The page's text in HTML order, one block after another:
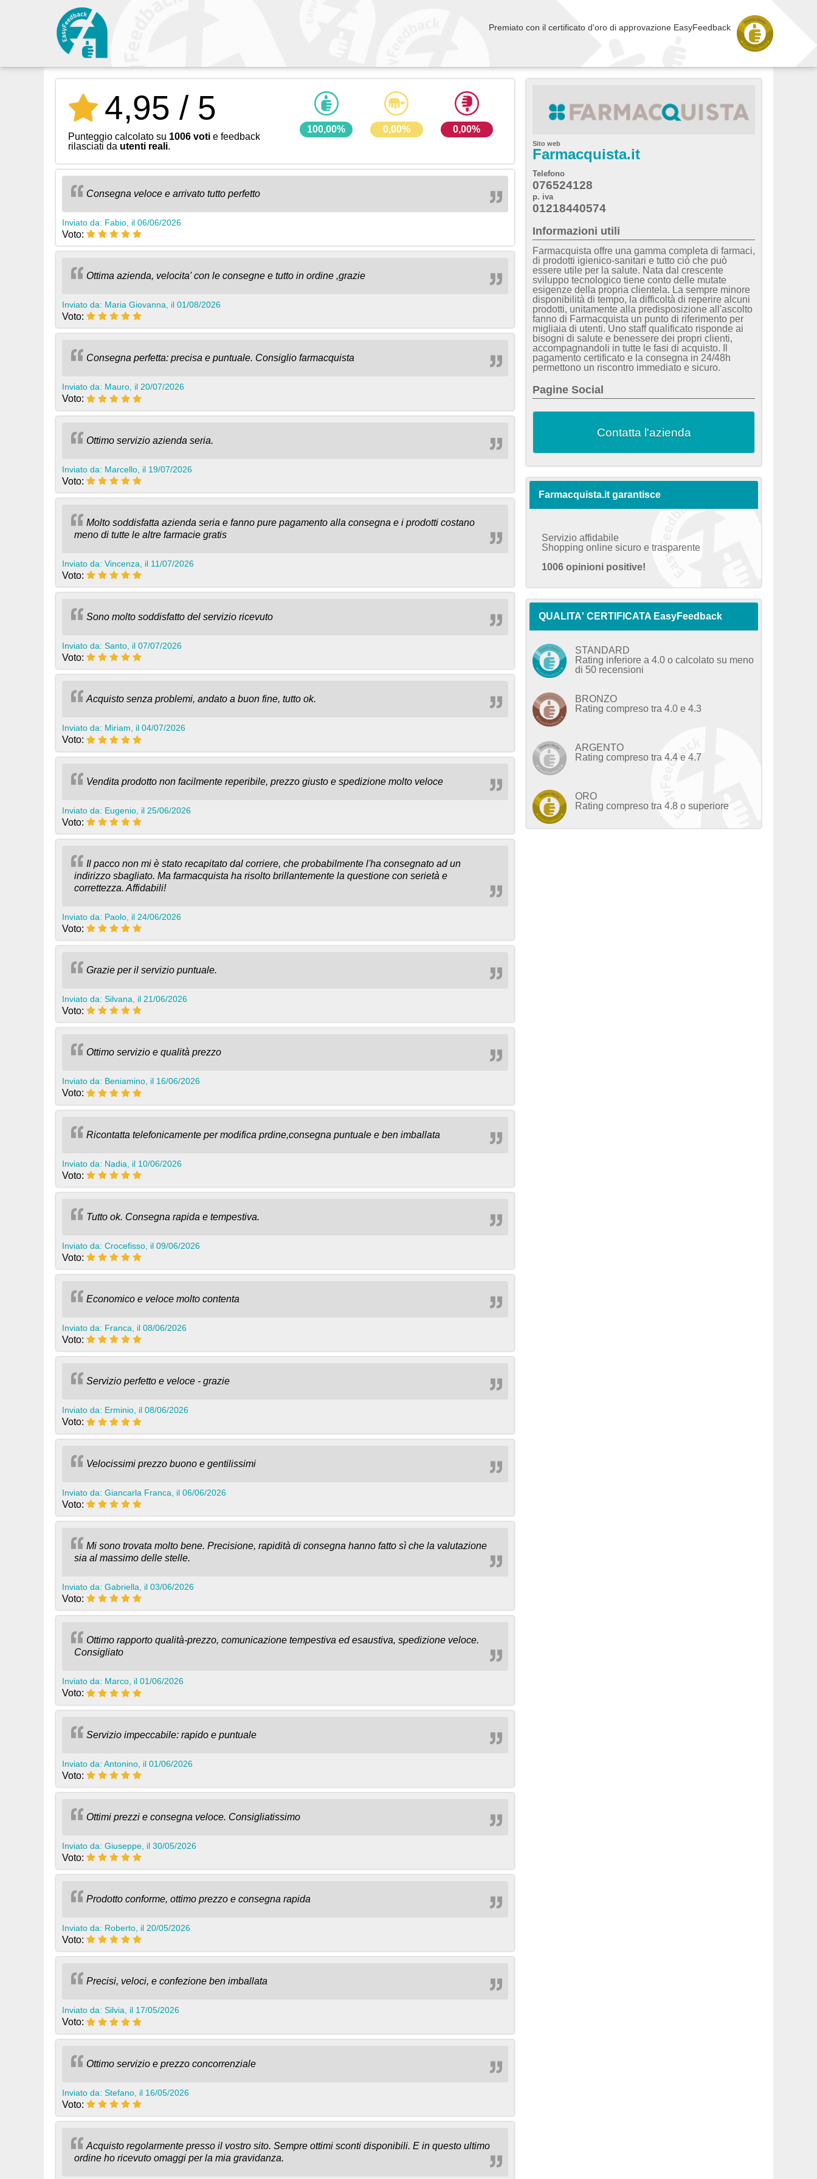
Premiato con il certificato d'oro di approvazione EasyFeedback
4,95 / 5
Punteggio calcolato su 1006 voti e feedback
rilasciati da utenti reali.
100,00% 0,00% 0,00%
Consegna veloce e arrivato tutto perfetto
Inviato da: Fabio, il 06/06/2026
Voto:
Ottima azienda, velocita' con le consegne e tutto in ordine ,grazie
Inviato da: Maria Giovanna, il 01/08/2026
Voto:
Consegna perfetta: precisa e puntuale. Consiglio farmacquista
Inviato da: Mauro, il 20/07/2026
Voto:
Ottimo servizio azienda seria.
Inviato da: Marcello, il 19/07/2026
Voto:
Molto soddisfatta azienda seria e fanno pure pagamento alla consegna e i prodotti costano
meno di tutte le altre farmacie gratis
Inviato da: Vincenza, il 11/07/2026
Voto:
Sono molto soddisfatto del servizio ricevuto
Inviato da: Santo, il 07/07/2026
Voto:
Acquisto senza problemi, andato a buon fine, tutto ok.
Inviato da: Miriam, il 04/07/2026
Voto:
Vendita prodotto non facilmente reperibile, prezzo giusto e spedizione molto veloce
Inviato da: Eugenio, il 25/06/2026
Voto:
Il pacco non mi è stato recapitato dal corriere, che probabilmente l'ha consegnato ad un
indirizzo sbagliato. Ma farmacquista ha risolto brillantemente la questione con serietà e
correttezza. Affidabili!
Inviato da: Paolo, il 24/06/2026
Voto:
Grazie per il servizio puntuale.
Inviato da: Silvana, il 21/06/2026
Voto:
Ottimo servizio e qualità prezzo
Inviato da: Beniamino, il 16/06/2026
Voto:
Ricontatta telefonicamente per modifica prdine,consegna puntuale e ben imballata
Inviato da: Nadia, il 10/06/2026
Voto:
Tutto ok. Consegna rapida e tempestiva.
Inviato da: Crocefisso, il 09/06/2026
Voto:
Economico e veloce molto contenta
Inviato da: Franca, il 08/06/2026
Voto:
Servizio perfetto e veloce - grazie
Inviato da: Erminio, il 08/06/2026
Voto:
Velocissimi prezzo buono e gentilissimi
Inviato da: Giancarla Franca, il 06/06/2026
Voto:
Mi sono trovata molto bene. Precisione, rapidità di consegna hanno fatto sì che la valutazione
sia al massimo delle stelle.
Inviato da: Gabriella, il 03/06/2026
Voto:
Ottimo rapporto qualità-prezzo, comunicazione tempestiva ed esaustiva, spedizione veloce.
Consigliato
Inviato da: Marco, il 01/06/2026
Voto:
Servizio impeccabile: rapido e puntuale
Inviato da: Antonino, il 01/06/2026
Voto:
Ottimi prezzi e consegna veloce. Consigliatissimo
Inviato da: Giuseppe, il 30/05/2026
Voto:
Prodotto conforme, ottimo prezzo e consegna rapida
Inviato da: Roberto, il 20/05/2026
Voto:
Precisi, veloci, e confezione ben imballata
Inviato da: Silvia, il 17/05/2026
Voto:
Ottimo servizio e prezzo concorrenziale
Inviato da: Stefano, il 16/05/2026
Voto:
Acquisto regolarmente presso il vostro sito. Sempre ottimi sconti disponibili. E in questo ultimo
ordine ho ricevuto omaggi per la mia gravidanza.
Sito web
Farmacquista.it
Telefono
076524128
p. iva
01218440574
Informazioni utili
Farmacquista offre una gamma completa di farmaci,
di prodotti igienico-sanitari e tutto ciò che può
essere utile per la salute. Nata dal crescente
sviluppo tecnologico tiene conto delle mutate
esigenze della propria clientela. La sempre minore
disponibilità di tempo, la difficoltà di reperire alcuni
prodotti, unitamente alla predisposizione all'ascolto
fanno di Farmacquista un punto di riferimento per
migliaia di utenti. Uno staff qualificato risponde ai
bisogni di salute e benessere dei propri clienti,
accompagnandoli in tutte le fasi di acquisto. Il
pagamento certificato e la consegna in 24/48h
permettono un riscontro immediato e sicuro.
Pagine Social
Contatta l'azienda
Farmacquista.it garantisce
Servizio affidabile
Shopping online sicuro e trasparente
1006 opinioni positive!
QUALITA' CERTIFICATA EasyFeedback
STANDARD
Rating inferiore a 4.0 o calcolato su meno
di 50 recensioni
BRONZO
Rating compreso tra 4.0 e 4.3
ARGENTO
Rating compreso tra 4.4 e 4.7
ORO
Rating compreso tra 4.8 o superiore